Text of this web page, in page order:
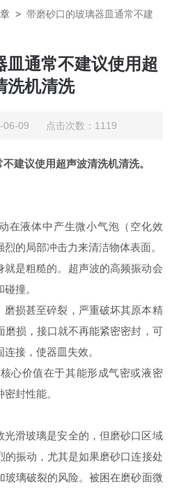
>带磨砂口的玻璃器皿通常不建
皿通常不建议使用超
洗机清洗
06-09 点击次数：1119
建议使用超声波清洗机清洗。
在液体中产生微小气泡（空化效
的局部冲击力来清洁物体表面。
就是粗糙的。超声波的高频振动会
撞。
磨损甚至碎裂，严重破坏其原本精
磨损，接口就不再能紧密密封，可
接，使器皿失效。
心价值在于其能形成气密或液密
封性能。
光滑玻璃是安全的，但磨砂口区域
的振动，尤其是如果磨砂口连接处
玻璃破裂的风险。被困在磨砂面微